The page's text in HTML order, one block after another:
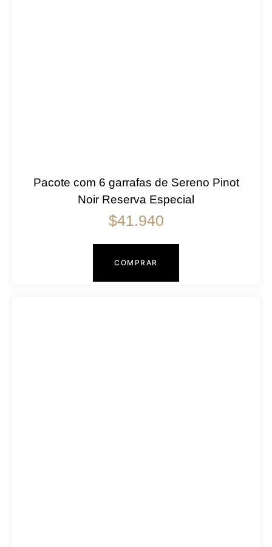
Pacote com 6 garrafas de Sereno Pinot
Noir Reserva Especial
$41.940
COMPRAR